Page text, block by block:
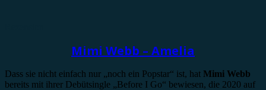
Mimi Webb – Amelia
Dass sie nicht einfach nur „noch ein Popstar“ ist, hat Mimi Webb
bereits mit ihrer Debütsingle „Before I Go“ bewiesen, die 2020 auf